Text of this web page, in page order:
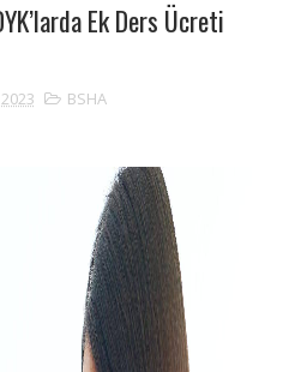
Ek Ders Ücreti
BSHA